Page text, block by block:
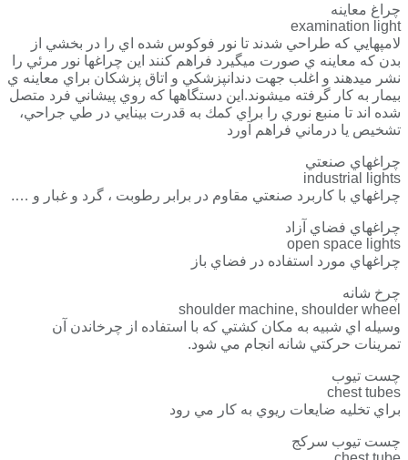
چراغ معاينه
examination light
لامپهايي كه طراحي شدند تا نور فوكوس شده اي را در بخشي از
بدن كه معاينه ي صورت ميگيرد فراهم كنند اين چراغها نور مرئي را
نشر ميدهند و اغلب جهت دندانپزشكي و اتاق پزشكان براي معاينه ي
بيمار به كار گرفته ميشوند.اين دستگاهها كه روي پيشاني فرد متصل
شده اند تا منبع نوري را براي كمك به قدرت بينايي در طي جراحي،
تشخيص يا درماني فراهم آورد
چراغهاي صنعتي
industrial lights
چراغهاي با كاربرد صنعتي مقاوم در برابر رطوبت ، گرد و غبار و ….
چراغهاي فضاي آزاد
open space lights
چراغهاي مورد استفاده در فضاي باز
چرخ شانه
shoulder machine, shoulder wheel
وسيله اي شبيه به مكان كشتي كه با استفاده از چرخاندن آن
تمرينات حركتي شانه انجام مي شود.
چست تيوب
chest tubes
براي تخليه ضايعات ريوي به كار مي رود
چست تيوب سركج